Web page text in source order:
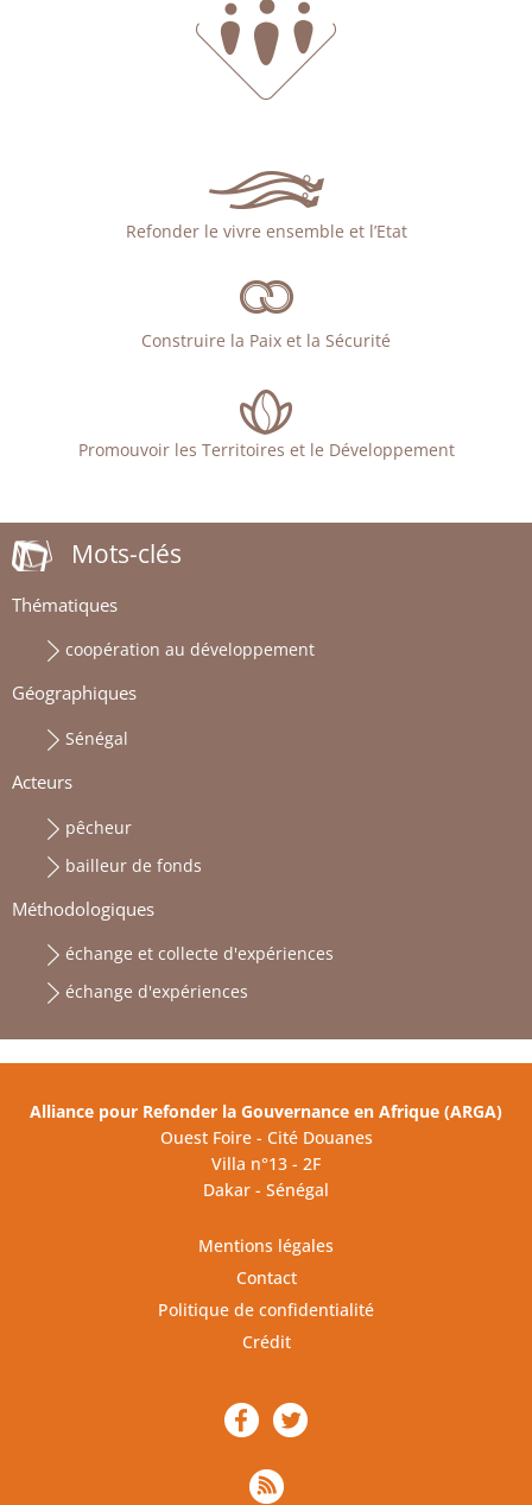
Refonder le vivre ensemble et l’Etat
Construire la Paix et la Sécurité
Promouvoir les Territoires et le Développement
Mots-clés
Thématiques
coopération au développement
Géographiques
Sénégal
Acteurs
pêcheur
bailleur de fonds
Méthodologiques
échange et collecte d'expériences
échange d'expériences
Alliance pour Refonder la Gouvernance en Afrique (ARGA)
Ouest Foire - Cité Douanes
Villa n°13 - 2F
Dakar - Sénégal
Mentions légales
Contact
Politique de confidentialité
Crédit